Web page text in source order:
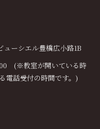
ーシエル豊橋広小路1B
(※教室が開いている時
電話受付の時間です。)